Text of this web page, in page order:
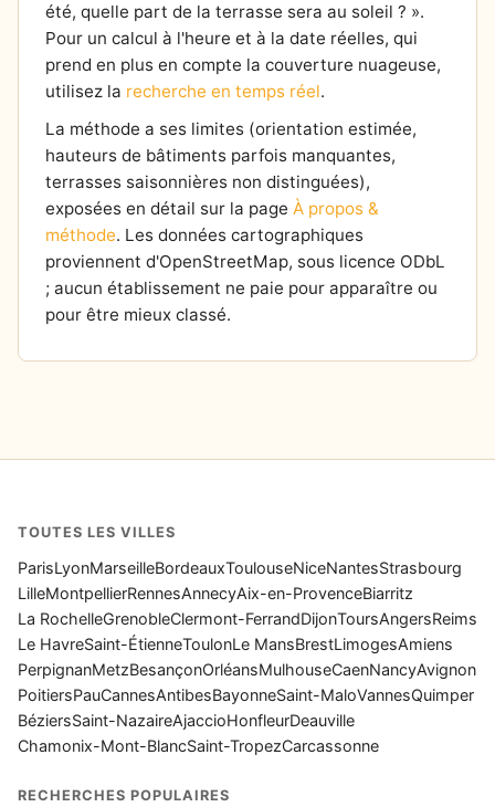
été, quelle part de la terrasse sera au soleil ? ».
Pour un calcul à l'heure et à la date réelles, qui
prend en plus en compte la couverture nuageuse,
utilisez la recherche en temps réel.
La méthode a ses limites (orientation estimée,
hauteurs de bâtiments parfois manquantes,
terrasses saisonnières non distinguées),
exposées en détail sur la page À propos &
méthode. Les données cartographiques
proviennent d'OpenStreetMap, sous licence ODbL
; aucun établissement ne paie pour apparaître ou
pour être mieux classé.
TOUTES LES VILLES
ParisLyonMarseilleBordeauxToulouseNiceNantesStrasbourg
LilleMontpellierRennesAnnecyAix-en-ProvenceBiarritz
La RochelleGrenobleClermont-FerrandDijonToursAngersReims
Le HavreSaint-ÉtienneToulonLe MansBrestLimogesAmiens
PerpignanMetzBesançonOrléansMulhouseCaenNancyAvignon
PoitiersPauCannesAntibesBayonneSaint-MaloVannesQuimper
BéziersSaint-NazaireAjaccioHonfleurDeauville
Chamonix-Mont-BlancSaint-TropezCarcassonne
RECHERCHES POPULAIRES